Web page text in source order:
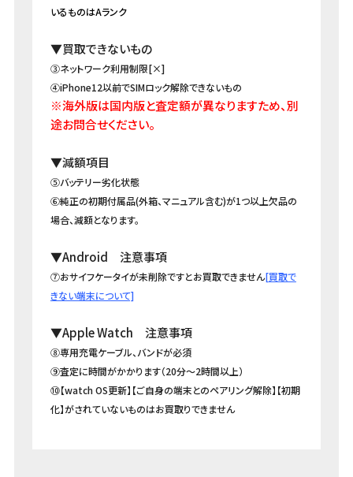
いるものはAランク
▼買取できないもの
③ネットワーク利用制限[×]
④iPhone12以前でSIMロック解除できないもの
※海外版は国内版と査定額が異なりますため、別
途お問合せください。
▼減額項目
⑤バッテリー劣化状態
⑥純正の初期付属品(外箱、マニュアル含む)が1つ以上欠品の
場合、減額となります。
▼Android 注意事項
⑦おサイフケータイが未削除ですとお買取できません[買取で
きない端末について]
▼Apple Watch 注意事項
⑧専用充電ケーブル、バンドが必須
⑨査定に時間がかかります（20分～2時間以上）
⑩【watch OS更新】【ご自身の端末とのペアリング解除】【初期
化】がされていないものはお買取りできません